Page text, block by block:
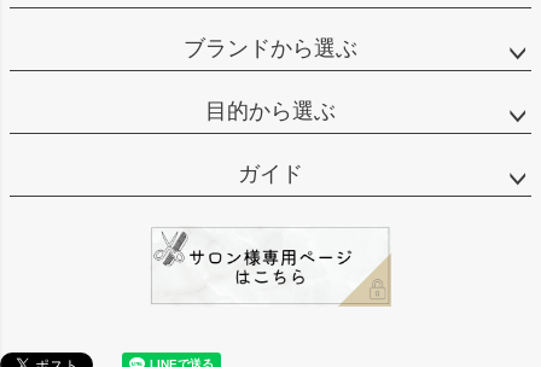
ブランドから選ぶ
目的から選ぶ
ガイド